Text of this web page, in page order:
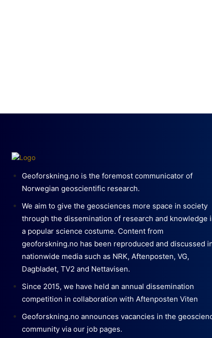
Geoforskning.no is the foremost communicator of
Norwegian geoscientific research.
We aim to give the geosciences more space in society
through the dissemination of research and knowledge
a popular science costume. Content from
geoforskning.no has been reproduced and discussed
nationwide media such as NRK, Aftenposten, VG,
Dagbladet, TV2 and Nettavisen.
Since 2015, we have held an annual dissemination
competition in collaboration with Aftenposten Viten
Geoforskning.no announces vacancies in the
community via our job pages.